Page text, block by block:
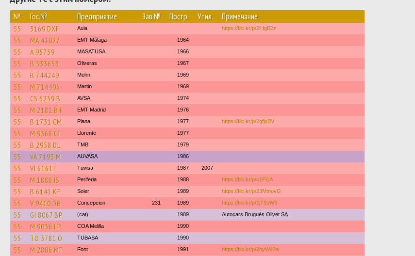
№ Гос.№ Предприятие Зав.№ Постр. Утил. Примечание
55 3169 DXF Aula https://flic.kr/p/2iHgB2z
55 MA 41027 EMT Málaga 1964
55 A 95759 MASATUSA 1966
55 B 533653 Oliveras 1967
55 B 744249 Mohn 1969
55 M 714406 Martin 1969
55 CS 6259 B AVSA 1974
55 M 2181 BT EMT Madrid 1976
55 B 1731 CM Plana 1977 https://flic.kr/p/2gfjxBV
55 M 9368 CJ Llorente 1977
55 B 2958 DL TMB 1979
55 VA 7193 M AUVASA 1986
55 VI 6161 I Tuvisa 1987 2007
55 M 1888 IS Periferia 1988 https://flic.kr/p/c1Fi1A
55 B 6141 KF Soler 1989 https://flic.kr/p/23MmovG
55 V 9410 DB Concepcion 231 1989 https://flic.kr/p/2jT9uW3
55 GI 8067 BP (cat) 1989 Autocars Brugués Olivet SA
55 M 9036 LP COA Melilla 1990
55 TO 3781 O TUBASA 1990
55 M 2806 MF Font 1991 https://flic.kr/p/2hyW42a